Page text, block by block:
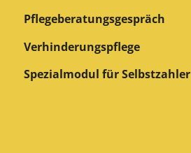
Pflegeberatungs­gespräch
Verhinderungspflege
Spezialmodul für Selbstzahler